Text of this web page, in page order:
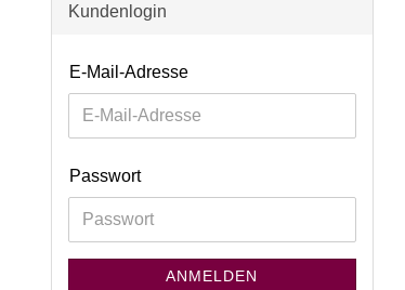
Kundenlogin
E-Mail-Adresse
Passwort
ANMELDEN